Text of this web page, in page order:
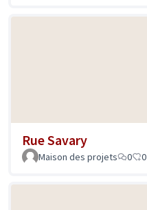
Rue Savary
Maison des projets 0 0